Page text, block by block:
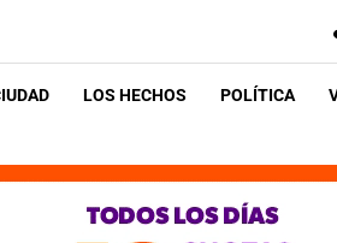
LOS HECHOS POLÍTICA